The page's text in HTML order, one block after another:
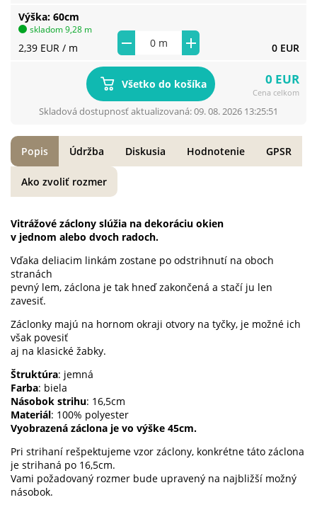
Výška 60cm
2,39 EUR / m 0 EUR
skladom 9,28 m
Všetko do košíka 0 EUR
Cena celkom
Skladová dostupnosť aktualizovaná: 09. 08. 2026 13:25:51
Vitrážové záclony slúžia na dekoráciu okien
v jednom alebo dvoch radoch.
Vďaka deliacim linkám zostane po odstrihnutí na oboch
stranách
pevný lem, záclona je tak hneď zakončená a stačí ju len
zavesiť.
Záclonky majú na hornom okraji otvory na tyčky, je možné ich
však povesiť
aj na klasické žabky.
Štruktúra: jemná
Farba: biela
Násobok strihu: 16,5cm
Materiál: 100% polyester
Vyobrazená záclona je vo výške 45cm.
Pri strihaní rešpektujeme vzor záclony, konkrétne táto záclona
je strihaná po 16,5cm.
Vami požadovaný rozmer bude upravený na najbližší možný
násobok.
Popis Údržba Diskusia Hodnotenie GPSR
Ako zvoliť rozmer